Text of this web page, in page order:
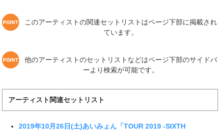
このアーティストの関連セットリストはページ下部に掲載され
ています。
他のアーティストのセットリストなどはページ下部のサイドバ
ーより検索が可能です。
アーティスト関連セットリスト
2019年10月26日(土)あいみょん「TOUR 2019 -SIXTH